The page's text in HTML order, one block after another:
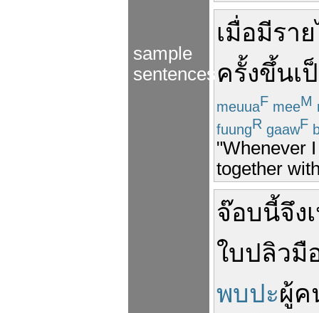
sample
sentences
เมื่อมีรา
ครั้งขึ้นเ
meuuaF meeM
fuungR gaawF
"Whenever
together
จ๊อบนี้จึง
ใบปลิวมื
พบปะผู้ค